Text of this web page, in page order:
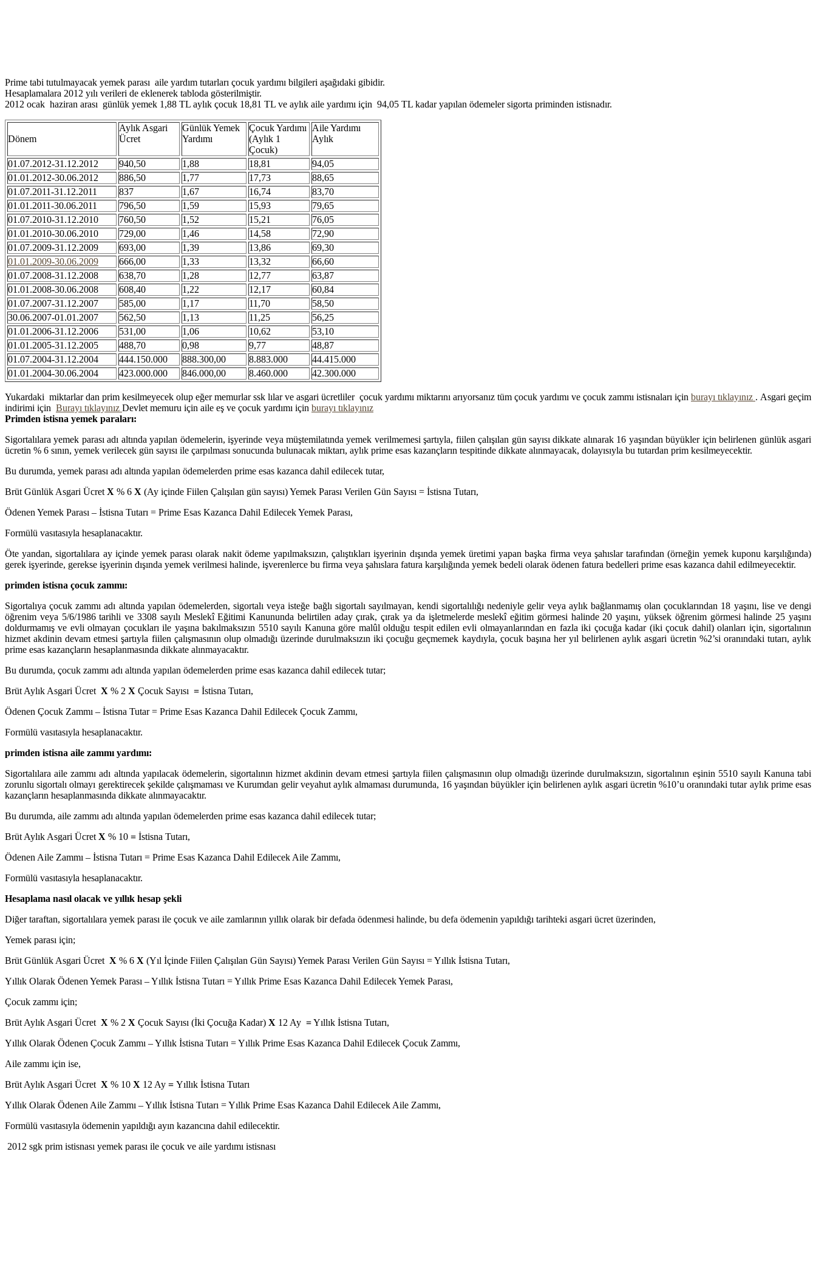
Prime tabi tutulmayacak yemek parası aile yardım tutarları çocuk yardımı bilgileri aşağıdaki gibidir.
Hesaplamalara 2012 yılı verileri de eklenerek tabloda gösterilmiştir.
2012 ocak haziran arası günlük yemek 1,88 TL aylık çocuk 18,81 TL ve aylık aile yardımı için 94,05 TL kadar yapılan ödemeler sigorta priminden istisnadır.
Dönem
Aylık Asgari
Ücret
Günlük Yemek
Yardımı
Çocuk Yardımı
(Aylık 1
Çocuk)
Aile Yardımı
Aylık
01.07.2012-31.12.2012 940,50 1,88 18,81
94,05
01.01.2012-30.06.2012
886,50 1,77 17,73
88,65
01.07.2011-31.12.2011
837 1,67 16,74
83,70
01.01.2011-30.06.2011
796,50 1,59 15,93
79,65
01.07.2010-31.12.2010
760,50 1,52 15,21
76,05
01.01.2010-30.06.2010
729,00 1,46 14,58
72,90
01.07.2009-31.12.2009
693,00 1,39 13,86
69,30
01.01.2009-30.06.2009
666,00 1,33 13,32
66,60
01.07.2008-31.12.2008
638,70 1,28 12,77
63,87
01.01.2008-30.06.2008
608,40 1,22 12,17
60,84
01.07.2007-31.12.2007
585,00 1,17 11,70
58,50
30.06.2007-01.01.2007
562,50 1,13 11,25
56,25
01.01.2006-31.12.2006
531,00 1,06 10,62
53,10
01.01.2005-31.12.2005
488,70 0,98 9,77
48,87
01.07.2004-31.12.2004
444.150.000 888.300,00 8.883.000
44.415.000
01.01.2004-30.06.2004
423.000.000 846.000,00 8.460.000 42.300.000
Yukardaki miktarlar dan prim kesilmeyecek olup eğer memurlar ssk lılar ve asgari ücretliler çocuk yardımı miktarını arıyorsanız tüm çocuk yardımı ve çocuk zammı istisnaları için burayı tıklayınız . Asgari geçim
indirimi için Burayı tıklayınız Devlet memuru için aile eş ve çocuk yardımı için burayı tıklayınız
Primden istisna yemek paraları:
Sigortalılara yemek parası adı altında yapılan ödemelerin, işyerinde veya müştemilatında yemek verilmemesi şartıyla, fiilen çalışılan gün sayısı dikkate alınarak 16 yaşından büyükler için belirlenen günlük asgari
ücretin % 6 sının, yemek verilecek gün sayısı ile çarpılması sonucunda bulunacak miktarı, aylık prime esas kazançların tespitinde dikkate alınmayacak, dolayısıyla bu tutardan prim kesilmeyecektir.
Bu durumda, yemek parası adı altında yapılan ödemelerden prime esas kazanca dahil edilecek tutar,
Brüt Günlük Asgari Ücret X % 6 X (Ay içinde Fiilen Çalışılan gün sayısı) Yemek Parası Verilen Gün Sayısı = İstisna Tutarı,
Ödenen Yemek Parası – İstisna Tutarı = Prime Esas Kazanca Dahil Edilecek Yemek Parası,
Formülü vasıtasıyla hesaplanacaktır.
Öte yandan, sigortalılara ay içinde yemek parası olarak nakit ödeme yapılmaksızın, çalıştıkları işyerinin dışında yemek üretimi yapan başka firma veya şahıslar tarafından (örneğin yemek kuponu karşılığında)
gerek işyerinde, gerekse işyerinin dışında yemek verilmesi halinde, işverenlerce bu firma veya şahıslara fatura karşılığında yemek bedeli olarak ödenen fatura bedelleri prime esas kazanca dahil edilmeyecektir.
primden istisna çocuk zammı:
Sigortalıya çocuk zammı adı altında yapılan ödemelerden, sigortalı veya isteğe bağlı sigortalı sayılmayan, kendi sigortalılığı nedeniyle gelir veya aylık bağlanmamış olan çocuklarından 18 yaşını, lise ve dengi
öğrenim veya 5/6/1986 tarihli ve 3308 sayılı Meslekî Eğitimi Kanununda belirtilen aday çırak, çırak ya da işletmelerde meslekî eğitim görmesi halinde 20 yaşını, yüksek öğrenim görmesi halinde 25 yaşını
doldurmamış ve evli olmayan çocukları ile yaşına bakılmaksızın 5510 sayılı Kanuna göre malûl olduğu tespit edilen evli olmayanlarından en fazla iki çocuğa kadar (iki çocuk dahil) olanları için, sigortalının
hizmet akdinin devam etmesi şartıyla fiilen çalışmasının olup olmadığı üzerinde durulmaksızın iki çocuğu geçmemek kaydıyla, çocuk başına her yıl belirlenen aylık asgari ücretin %2’si oranındaki tutarı, aylık
prime esas kazançların hesaplanmasında dikkate alınmayacaktır.
Bu durumda, çocuk zammı adı altında yapılan ödemelerden prime esas kazanca dahil edilecek tutar;
Brüt Aylık Asgari Ücret X % 2 X Çocuk Sayısı = İstisna Tutarı,
Ödenen Çocuk Zammı – İstisna Tutar = Prime Esas Kazanca Dahil Edilecek Çocuk Zammı,
Formülü vasıtasıyla hesaplanacaktır.
primden istisna aile zammı yardımı:
Sigortalılara aile zammı adı altında yapılacak ödemelerin, sigortalının hizmet akdinin devam etmesi şartıyla fiilen çalışmasının olup olmadığı üzerinde durulmaksızın, sigortalının eşinin 5510 sayılı Kanuna tabi
zorunlu sigortalı olmayı gerektirecek şekilde çalışmaması ve Kurumdan gelir veyahut aylık almaması durumunda, 16 yaşından büyükler için belirlenen aylık asgari ücretin %10’u oranındaki tutar aylık prime esas
kazançların hesaplanmasında dikkate alınmayacaktır.
Bu durumda, aile zammı adı altında yapılan ödemelerden prime esas kazanca dahil edilecek tutar;
Brüt Aylık Asgari Ücret X % 10 = İstisna Tutarı,
Ödenen Aile Zammı – İstisna Tutarı = Prime Esas Kazanca Dahil Edilecek Aile Zammı,
Formülü vasıtasıyla hesaplanacaktır.
Hesaplama nasıl olacak ve yıllık hesap şekli
Diğer taraftan, sigortalılara yemek parası ile çocuk ve aile zamlarının yıllık olarak bir defada ödenmesi halinde, bu defa ödemenin yapıldığı tarihteki asgari ücret üzerinden,
Yemek parası için;
Brüt Günlük Asgari Ücret X % 6 X (Yıl İçinde Fiilen Çalışılan Gün Sayısı) Yemek Parası Verilen Gün Sayısı = Yıllık İstisna Tutarı,
Yıllık Olarak Ödenen Yemek Parası – Yıllık İstisna Tutarı = Yıllık Prime Esas Kazanca Dahil Edilecek Yemek Parası,
Çocuk zammı için;
Brüt Aylık Asgari Ücret X % 2 X Çocuk Sayısı (İki Çocuğa Kadar) X 12 Ay =Yıllık İstisna Tutarı,
Yıllık Olarak Ödenen Çocuk Zammı – Yıllık İstisna Tutarı = Yıllık Prime Esas Kazanca Dahil Edilecek Çocuk Zammı,
Aile zammı için ise,
Brüt Aylık Asgari Ücret X % 10 X 12 Ay = Yıllık İstisna Tutarı
Yıllık Olarak Ödenen Aile Zammı – Yıllık İstisna Tutarı = Yıllık Prime Esas Kazanca Dahil Edilecek Aile Zammı,
Formülü vasıtasıyla ödemenin yapıldığı ayın kazancına dahil edilecektir.
2012 sgk prim istisnası yemek parası ile çocuk ve aile yardımı istisnası